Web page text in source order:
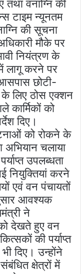
तथा वनाग्नि की
टाइम न्यूनतम
की सूचना
मौके पर
नियंत्रण के
लागू करने पर
छोटी-
के लिए ठोस एक्शन
कार्मिकों को
दिए।
को रोकने के
चलाया
उपलब्धता
नियुक्तियां करने
एवं वन पंचायतों
आवश्यक
ने
देखते हुए वन
की पर्याप्त
दिए। उन्होंने
क्षेत्रों में